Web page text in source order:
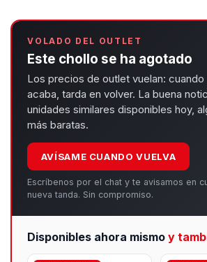
VOLADO DEL OUTLET
Este chollo se ha agotado
Los precios de outlet vuelan: cuando
acaba, tarda en volver. La buena
unidades similares disponibles hoy,
más baratas.
AVÍSAME CUANDO VUELVA
Escríbenos por el chat y te avisamos en
nueva tanda. Sin compromiso.
Disponibles ahora mismoy